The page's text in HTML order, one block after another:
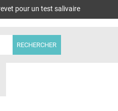
pour un test salivaire